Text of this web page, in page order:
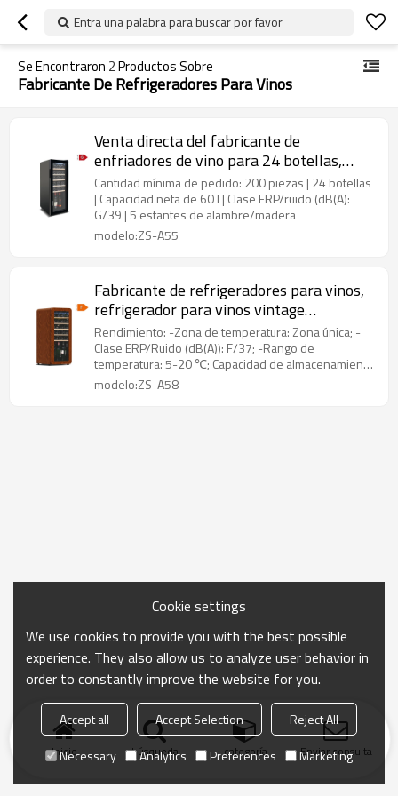
Entra una palabra para buscar por favor
Se Encontraron 2Productos Sobre
Fabricante De Refrigeradores Para Vinos
Venta directa del fabricante de
enfriadores de vino para 24 botellas,
para satisfacer sus necesidades de
refrigeradores para vino tinto
Cantidad mínima de pedido: 200 piezas | 24 botellas
| Capacidad neta de 60 l | Clase ERP/ruido (dB(A):
G/39 | 5 estantes de alambre/madera
modelo:ZS-A55
Fabricante de refrigeradores para vinos,
refrigerador para vinos vintage
personalizado de una sola zona, de 60
litros, con diseño de ABS
Rendimiento: -Zona de temperatura: Zona única; -
Clase ERP/Ruido (dB(A)): F/37; -Rango de
temperatura: 5-20 ℃; Capacidad de almacenamiento
(750 ml): 24 botellas;
modelo:ZS-A58
Inicio búsqueda categoría Enviar consulta
Cookie settings
We use cookies to provide you with the best possible
experience. They also allow us to analyze user behavior in
order to constantly improve the website for you.
Accept all Accept Selection
Reject All
Necessary
Analytics Preferences Marketing